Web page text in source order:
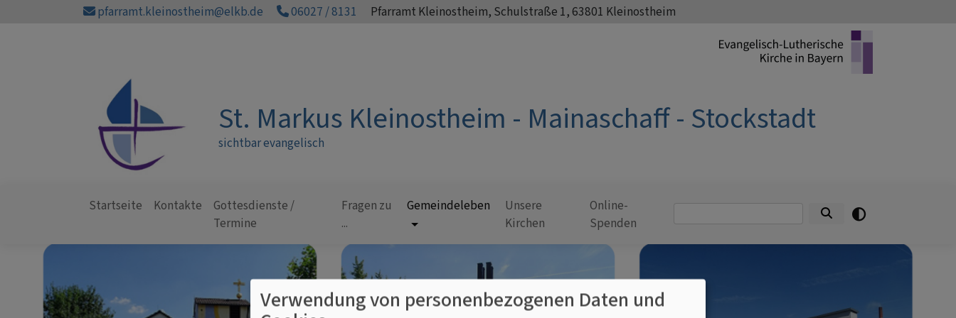
pfarramt.kleinostheim@elkb.de 06027 / 8131 Pfarramt Kleinostheim, Schulstraße 1, 63801 Kleinostheim
St. Markus Kleinostheim - Mainaschaff - Stockstadt
sichtbar evangelisch
Hauptnavigation
Startseite Kontakte
Gottesdienste /
Termine
Fragen zu
...
Gemeindeleben
Unsere
Kirchen
Online-
Spenden
Verwendung von personenbezogenen Daten und